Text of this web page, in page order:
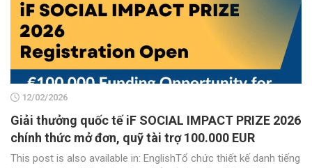
12/02/2026
Giải thưởng quốc tế iF SOCIAL IMPACT PRIZE 2026
chính thức mở đơn, quỹ tài trợ 100.000 EUR
This post is also available in: EnglishTổ chức thiết kế danh tiếng